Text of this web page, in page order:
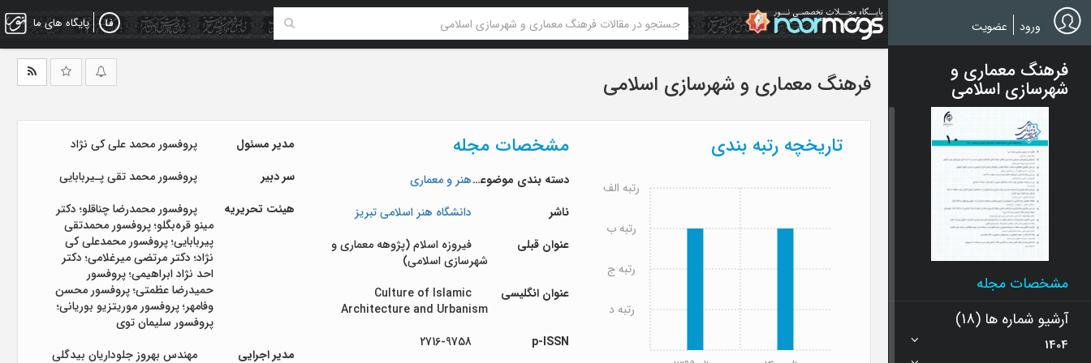
Skip
to
main
پایگاه های ما ورود عضویت
فرهنگ معماری و
شهرسازی اسلامی
مشخصات مجله
آرشیو شماره ها (18)
1404
فرهنگ معماری و شهرسازی اسلامی
تاریخچه رتبه بندی
رتبه د
رتبه ج
رتبه ب
رتبه الف
مشخصات مجله
دسته بندی موضوعیهنر و معماری
ناشر
دانشگاه هنر اسلامی تبریز
عنوان قبلی
فیروزه اسلام (پژوهه معماری و
شهرسازی اسلامی)
عنوان انگلیسی
Culture of Islamic
Architecture and Urbanism
p-ISSN
2716-9758
مدیر مسئول
پروفسور محمد علی کی نژاد
سر دبیر
پروفسور محمد تقی پـیربابایی
هیئت تحریریه
پروفسور محمدرضا چناقلو؛ دکتر
مینو قره‌بگلو؛ پروفسور محمدتقی
پیربابایی؛ پروفسور محمدعلی کی
نژاد؛ دکتر مرتضی میرغلامی؛ دکتر
احد نژاد ابراهیمی؛ پروفسور
حمیدرضا عظمتی؛ پروفسور محسن
وفامهر؛ پروفسور موریتزیو بوریانی؛
پروفسور سلیمان توی
مدیر اجرایی
مهندس بهروز جلوداریان بیدگلی